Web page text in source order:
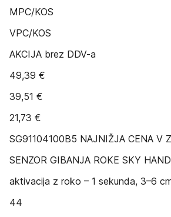
MPC/KOS
VPC/KOS
AKCIJA brez DDV-a
49,39 €
39,51 €
21,73 €
SG91104100B5 NAJNIŽJA CENA
SENZOR GIBANJA ROKE SKY
aktivacija z roko – 1 sekunda, 3–6
44